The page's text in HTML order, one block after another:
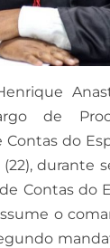
de
do
(22), durante
Contas do
o